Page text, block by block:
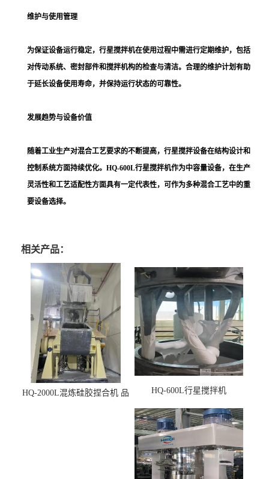
维护与使用管理
为保证设备运行稳定，行星搅拌机在使用过程中需进行定期维护，包括
对传动系统、密封部件和搅拌机构的检查与清洁。合理的维护计划有助
于延长设备使用寿命，并保持运行状态的可靠性。
发展趋势与设备价值
随着工业生产对混合工艺要求的不断提高，行星搅拌设备在结构设计和
控制系统方面持续优化。HQ-600L行星搅拌机作为中容量设备，在生产
灵活性和工艺适配性方面具有一定代表性，可作为多种混合工艺中的重
要设备选择。
相关产品：
HQ-2000L混炼硅胶捏合机 品
HQ-600L行星搅拌机